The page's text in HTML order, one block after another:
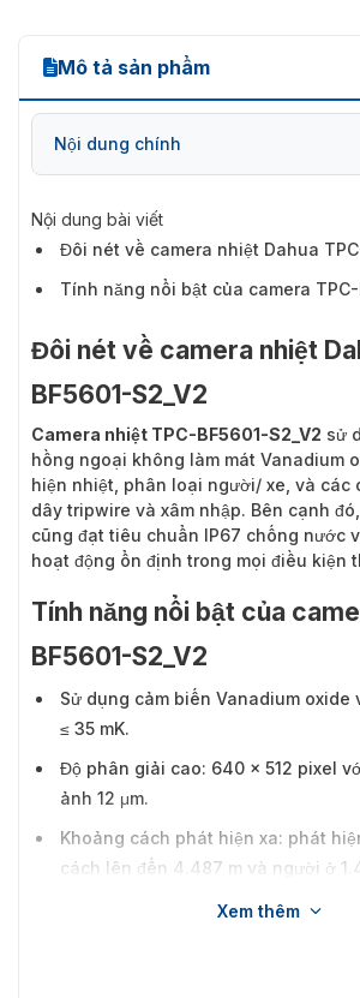
Mô tả sản phẩm
Nội dung chính
Nội dung bài viết
Đôi nét về camera nhiệt Dahua
Tính năng nổi bật của camera TPC-
Đôi nét về camera nhiệt
BF5601-S2_V2
Camera nhiệt TPC-BF5601-S2_V2 sử
hồng ngoại không làm mát Vanadium
hiện nhiệt, phân loại người/ xe, và các
dây tripwire và xâm nhập. Bên cạnh
cũng đạt tiêu chuẩn IP67 chống nước
hoạt động ổn định trong mọi điều kiện
Tính năng nổi bật của
BF5601-S2_V2
Sử dụng cảm biến Vanadium oxide
≤ 35 mK.
Độ phân giải cao: 640 × 512 pixel
ảnh 12 μm.
Khoảng cách phát hiện xa: phát
cách lên đến 4.487 m và người ở
Góc nhìn rộng: Lên đến 90° (tùy
Xem thêm